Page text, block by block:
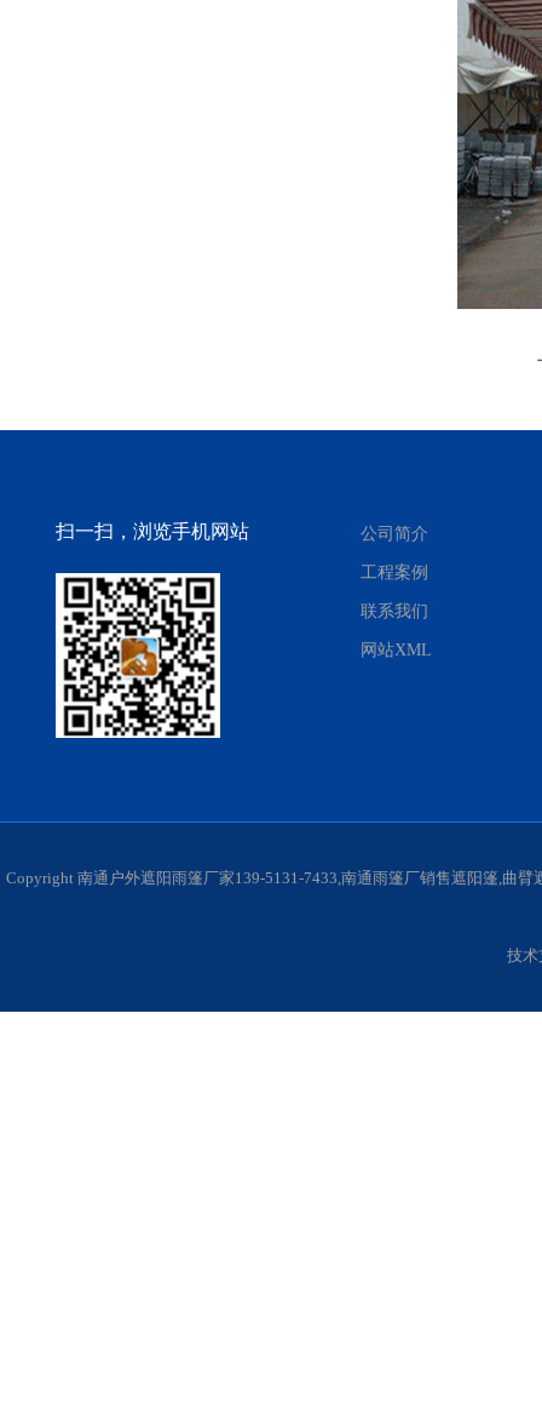
扫一扫，浏览手机网站 公司简介
工程案例
联系我们
网站XML
Copyright 南通户外遮阳雨篷厂家139-5131-7433,南通雨篷厂销售遮阳篷,曲
技术